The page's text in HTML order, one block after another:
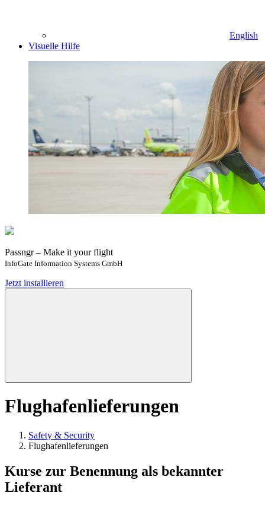
English
Visuelle Hilfe
Passngr – Make it your flight
InfoGate Information Systems GmbH
Jetzt installieren
Flughafenlieferungen
Safety & Security
Flughafenlieferungen
Kurse zur Benennung als bekannter
Lieferant